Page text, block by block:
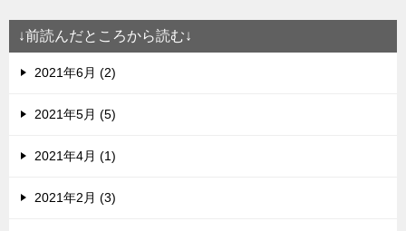
↓前読んだところから読む↓
2021年6月 (2)
2021年5月 (5)
2021年4月 (1)
2021年2月 (3)